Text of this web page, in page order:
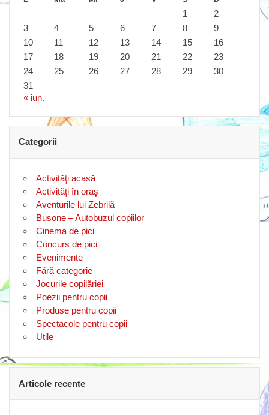
1
2
3
4 5 6 7 8
9
10
11 12 13 14 15
16
17
18 19 20 21 22
23
24
25 26 27 28 29
30
31
« iun.
Categorii
Activităţi acasă
Activităţi în oraş
Aventurile lui Zebrilă
Busone – Autobuzul copiilor
Cinema de pici
Concurs de pici
Evenimente
Fără categorie
Jocurile copilăriei
Poezii pentru copii
Produse pentru copii
Spectacole pentru copii
Utile
Articole recente